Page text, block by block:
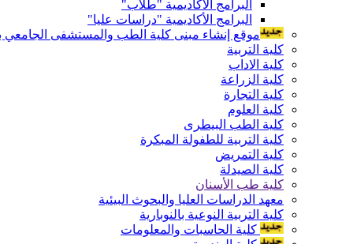
البرامج الأكاديمية "طلاب"
البرامج الأكاديمية "دراسات عليا"
موقع إنشاء مبنى كلية الطب والمستشفى الجامعي
كلية التربية
كلية الاداب
كلية الزراعة
كلية التجارة
كلية العلوم
كلية الطب البيطرى
كلية التربية للطفولة المبكرة
كلية التمريض
كلية الصيدلة
كلية طب الأسنان
معهد الدراسات العليا والبحوث البيئية
كلية التربية النوعية بالنوبارية
كلية الحاسبات والمعلومات